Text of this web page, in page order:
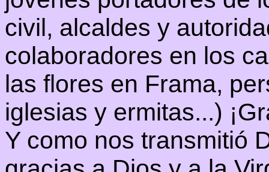
civil, alcaldes y
colaboradores en los
las flores en Frama,
iglesias y ermitas...)
Y como nos transmitió